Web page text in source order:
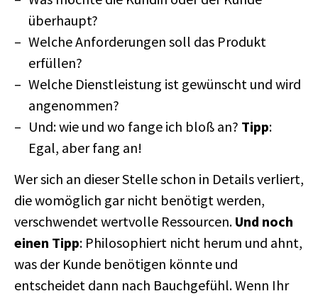
überhaupt?
Welche Anforderungen soll das Produkt
erfüllen?
Welche Dienstleistung ist gewünscht und wird
angenommen?
Und: wie und wo fange ich bloß an? Tipp:
Egal, aber fang an!
Wer sich an dieser Stelle schon in Details verliert,
die womöglich gar nicht benötigt werden,
verschwendet wertvolle Ressourcen. Und noch
einen Tipp: Philosophiert nicht herum und ahnt,
was der Kunde benötigen könnte und
entscheidet dann nach Bauchgefühl. Wenn Ihr